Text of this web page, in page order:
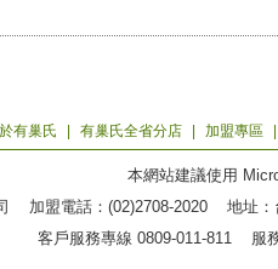
有巢氏 有巢氏全省分店 加盟專區
本網站建議使用
加盟電話：(02)2708-2020 地址
客戶服務專線 0809-011-811